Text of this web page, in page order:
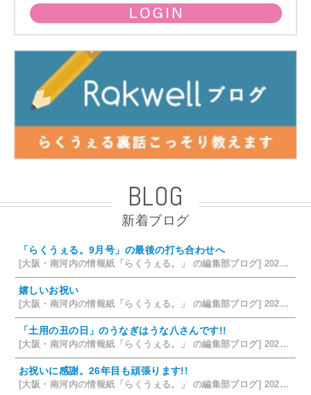
BLOG
新着ブログ
「らくうぇる。9月号」の最後の打ち合わせへ
[大阪・南河内の情報紙「らくうぇる。」 の編集部ブログ] 2026/08/09 19:58
嬉しいお祝い
[大阪・南河内の情報紙「らくうぇる。」 の編集部ブログ] 2026/07/28 18:42
「土用の丑の日」のうなぎはうな八さんです!!
[大阪・南河内の情報紙「らくうぇる。」 の編集部ブログ] 2026/07/26 14:12
お祝いに感謝。26年目も頑張ります!!
[大阪・南河内の情報紙「らくうぇる。」 の編集部ブログ] 2026/07/25 15:35